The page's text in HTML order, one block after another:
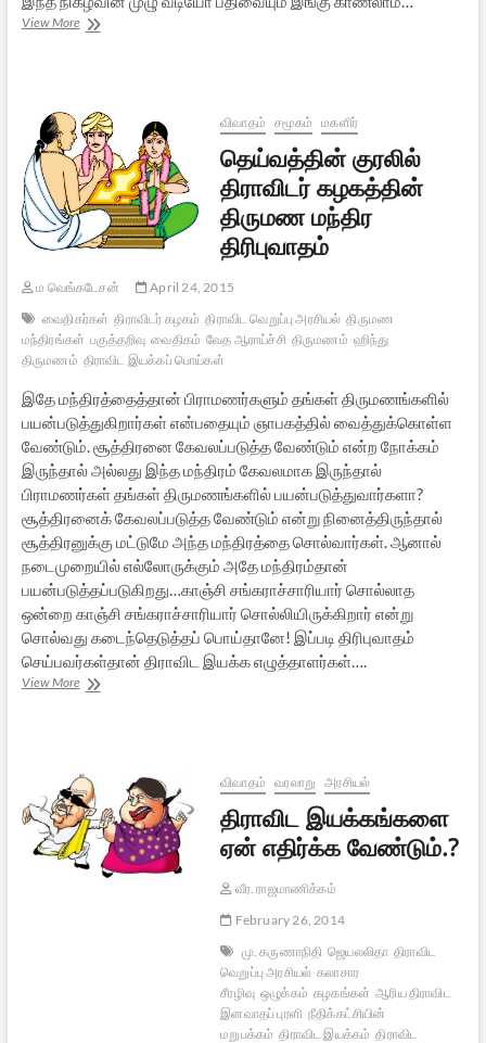
View More‘திராவிட
வீடியோ
விவாதம் சமூகம் மகளிர்
தெய்வத்தின் குரலில்
திராவிடர் கழகத்தின்
திருமண மந்திர
திரிபுவாதம்
ம வெங்கடேசன்
April 24, 2015
வைதிகர்கள் திராவிடர் கழகம் திராவிட வெறுப்பு அரசியல் திருமண
மந்திரங்கள் பகுத்தறிவு வைதிகம் வேத ஆராய்ச்சி திருமணம் ஹிந்து
திருமணம் திராவிட இயக்கப் பொய்கள்
இதே மந்திரத்தைத்தான் பிராமணர்களும் தங்கள் திருமணங்களில்
பயன்படுத்துகிறார்கள் என்பதையும் ஞாபகத்தில் வைத்துக்கொள்ள
வேண்டும். சூத்திரனை கேவலப்படுத்த வேண்டும் என்ற நோக்கம்
இருந்தால் அல்லது இந்த மந்திரம் கேவலமாக இருந்தால்
பிராமணர்கள் தங்கள் திருமணங்களில் பயன்படுத்துவார்களா?
சூத்திரனைக் கேவலப்படுத்த வேண்டும் என்று நினைத்திருந்தால்
சூத்திரனுக்கு மட்டுமே அந்த மந்திரத்தை சொல்வார்கள். ஆனால்
நடைமுறையில் எல்லோருக்கும் அதே மந்திரம்தான்
பயன்படுத்தப்படுகிறது…காஞ்சி சங்கராச்சாரியார் சொல்லாத
ஒன்றை காஞ்சி சங்கராச்சாரியார் சொல்லியிருக்கிறார் என்று
சொல்வது கடைந்தெடுத்தப் பொய்தானே! இப்படி திரிபுவாதம்
செய்பவர்கள்தான் திராவிட இயக்க எழுத்தாளர்கள்….
View Moreதெய்வத்தின்
மந்திர
திரிபுவாதம்
விவாதம் வரலாறு அரசியல்
திராவிட இயக்கங்களை
ஏன் எதிர்க்க வேண்டும்.?
வீர. ராஜமாணிக்கம்
February 26, 2014
மு. கருணாநிதி ஜெயலலிதா திராவிட
வெறுப்பு அரசியல் கலாசார
சீரழிவு ஒழுக்கம் கழகங்கள் ஆரிய திராவிட
இனவாதப் புரளி நீதிக்கட்சியின்
மறுபக்கம் திராவிட இயக்கம் திராவிட